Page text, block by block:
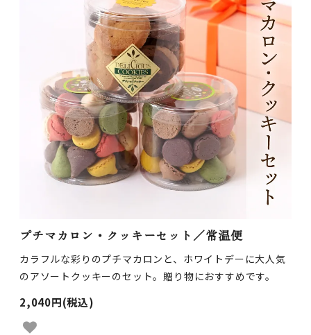
プチマカロン・クッキーセット／常温便
カラフルな彩りのプチマカロンと、ホワイトデーに大人気
のアソートクッキーのセット。贈り物におすすめです。
2,040円(税込)